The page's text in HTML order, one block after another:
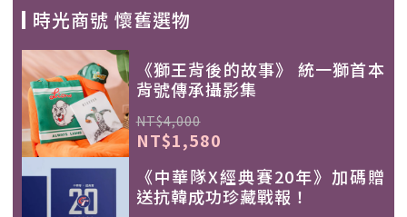
時光商號 懷舊選物
《獅王背後的故事》 統一獅首本
背號傳承攝影集
NT$4,000
NT$1,580
《中華隊X經典賽20年》加碼贈
送抗韓成功珍藏戰報！